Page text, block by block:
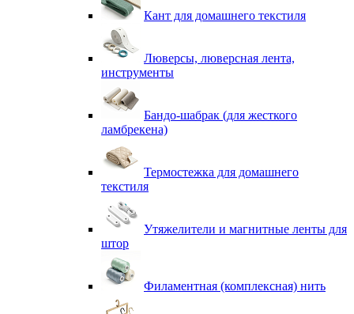
Кант для домашнего текстиля
Люверсы, люверсная лента,
инструменты
Бандо-шабрак (для жесткого
ламбрекена)
Термостежка для домашнего
текстиля
Утяжелители и магнитные ленты для
штор
Филаментная (комплексная) нить